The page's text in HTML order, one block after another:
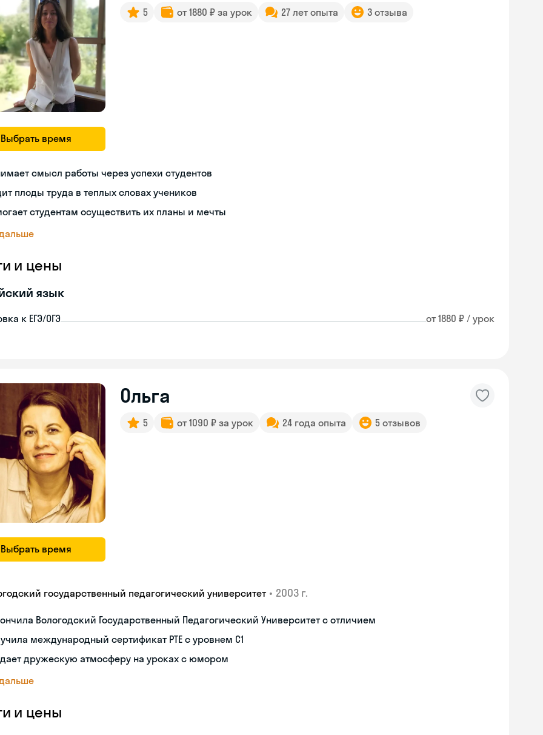
Выбрать время
5 от 1880 ₽ за урок 27 лет опыта 3 отзыва
смысл работы через успехи студентов
плоды труда в теплых словах учеников
студентам осуществить их планы и мечты
и цены
язык
к ЕГЭ/ОГЭ от 1880 ₽ / урок
Выбрать время
Ольга
5 от 1090 ₽ за урок 24 года опыта 5 отзывов
государственный педагогический университет • 2003 г.
Вологодский Государственный Педагогический Университет с отличием
международный сертификат PTE с уровнем C1
дружескую атмосферу на уроках с юмором
и цены